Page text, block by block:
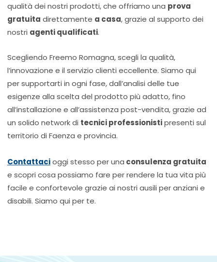
qualità dei nostri prodotti, che offriamo una prova
gratuita direttamente a casa, grazie al supporto dei
nostri agenti qualificati.
Scegliendo Freemo Romagna, scegli la qualità,
l’innovazione e il servizio clienti eccellente. Siamo qui
per supportarti in ogni fase, dall’analisi delle tue
esigenze alla scelta del prodotto più adatto, fino
all’installazione e all’assistenza post-vendita,grazie ad
un solido network di tecnici professionistipresenti sul
territorio di Faenza e provincia.
Contattacioggi stesso per una consulenza gratuita
e scopri cosa possiamo fare per rendere la tua vita più
facile e confortevole grazie ai nostri ausili per anziani e
disabili. Siamo qui per te.